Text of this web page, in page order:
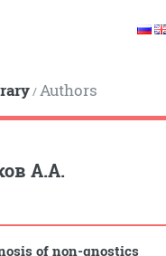
/Authors
А.А.
of non-gnostics